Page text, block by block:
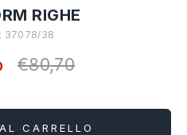
RIGHE
37078/38
Prezzo
€80,70
CARRELLO